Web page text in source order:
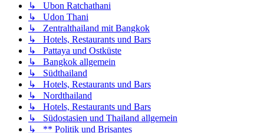
↳ Ubon Ratchathani
↳ Udon Thani
↳ Zentralthailand mit Bangkok
↳ Hotels, Restaurants und Bars
↳ Pattaya und Ostküste
↳ Bangkok allgemein
↳ Südthailand
↳ Hotels, Restaurants und Bars
↳ Nordthailand
↳ Hotels, Restaurants und Bars
↳ Südostasien und Thailand allgemein
↳ ** Politik und Brisantes